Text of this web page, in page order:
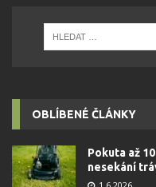
OBLÍBENÉ ČLÁNKY
Pokuta až
nesekání